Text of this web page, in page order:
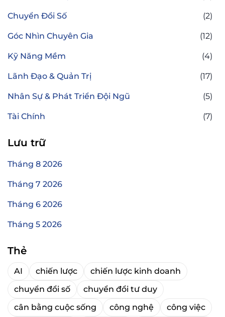
Chuyển Đổi Số (2)
Góc Nhìn Chuyên Gia (12)
Kỹ Năng Mềm (4)
Lãnh Đạo & Quản Trị (17)
Nhân Sự & Phát Triển Đội Ngũ (5)
Tài Chính (7)
Lưu trữ
Tháng 8 2026
Tháng 7 2026
Tháng 6 2026
Tháng 5 2026
Thẻ
AI chiến lược
chiến lược kinh doanh
chuyển đổi số
chuyển đổi tư duy
cân bằng cuộc sống
công nghệ
công việc